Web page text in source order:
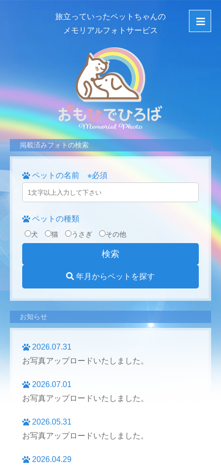
旅立っていったペットちゃんの
メモリアルフォトサービス
掲載済みフォトの検索
ペットの名前 ※必須
ペットの種類
犬 猫 うさぎ その他
年月からペットを探す
お知らせ
2026.07.31
お写真アップロードいたしました。
2026.07.01
お写真アップロードいたしました。
2026.05.31
お写真アップロードいたしました。
2026.04.29